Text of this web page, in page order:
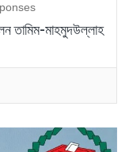
তামিম-মাহমুদউল্লাহ